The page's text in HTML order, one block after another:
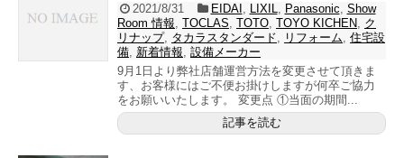
2021/8/31 EIDAI LIXIL Panasonic Show
Room 情報 TOCLAS TOTO TOYO KICHEN
ク
リナップ, タカラスタンダード リフォーム 住宅設
備 新着情報 設備メーカー
9月1日より弊社店舗運営方法を変更させて頂きま
す、お客様にはご不便お掛けしますが何卒ご協力
をお願いいたします。 変更点 ①当面の期間...
記事を読む